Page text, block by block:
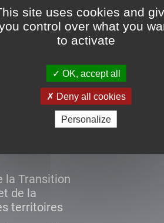
site uses cookies and
control over what you
to activate
OK, accept all
Deny all cookies
Personalize
attestant l'obtention du
financier
sous-traitance
annuels
la Transition
de la
territoires